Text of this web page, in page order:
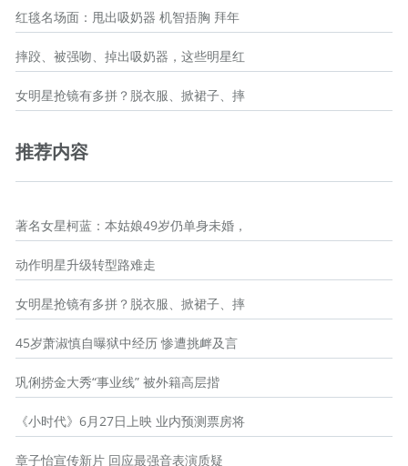
红毯名场面：甩出吸奶器 机智捂胸 拜年
摔跤、被强吻、掉出吸奶器，这些明星红
女明星抢镜有多拼？脱衣服、掀裙子、摔
推荐内容
著名女星柯蓝：本姑娘49岁仍单身未婚，
动作明星升级转型路难走
女明星抢镜有多拼？脱衣服、掀裙子、摔
45岁萧淑慎自曝狱中经历 惨遭挑衅及言
巩俐捞金大秀“事业线” 被外籍高层揩
《小时代》6月27日上映 业内预测票房将
章子怡宣传新片 回应最强音表演质疑